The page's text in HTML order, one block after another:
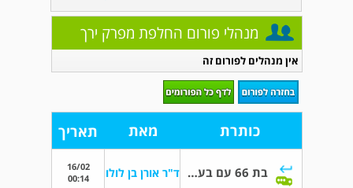
מנהלי פורום החלפת מפרק ירך
אין מנהלים לפורום זה
כותרת מאת תאריך
בת 66 עם בעיות רפואיות זקוקה לניתוח החלפת ירך ד"ר אורן בן לולו
16/02
00:14